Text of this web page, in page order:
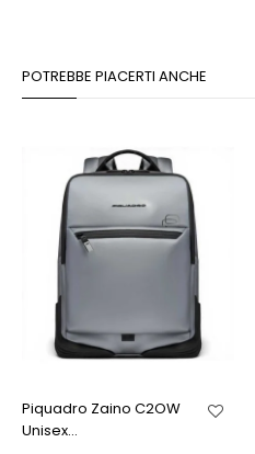
POTREBBE PIACERTI ANCHE
Piquadro Zaino C2OW
Unisex...